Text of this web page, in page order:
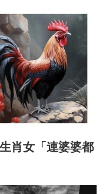
肖女「連婆婆都